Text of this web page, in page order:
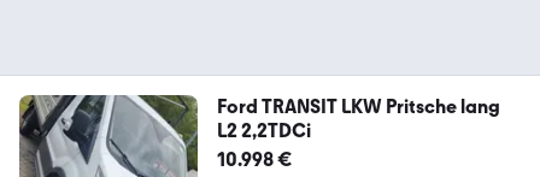
Ford TRANSIT LKW Pritsche lang
L2 2,2TDCi
10.998 €